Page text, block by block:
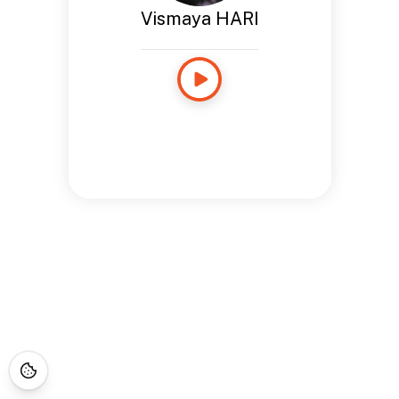
Vismaya HARI